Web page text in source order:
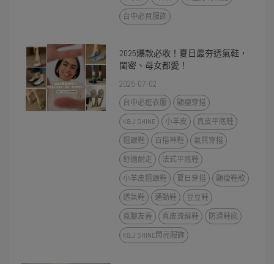
台中必買服飾
2025爆款必收！夏日最夯透氣鞋，
閨密、母女都愛！
2025-07-02
台中必逛衣服
顯瘦穿搭
K&J SHINE
小羊皮
真皮平底鞋
粗跟鞋
百搭神鞋
氣質穿搭
舒適耐走
法式平底鞋
小羊皮粗跟鞋
夏日穿搭
顯瘦鞋款
透氣鞋
通勤鞋
豆豆鞋
寬腳友善
真皮流蘇鞋
防滑鞋底
K&J SHINE閃亮服飾